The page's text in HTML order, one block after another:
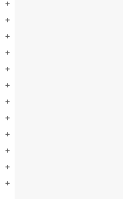
add
add
add
add
add
add
add
add
add
add
add
add